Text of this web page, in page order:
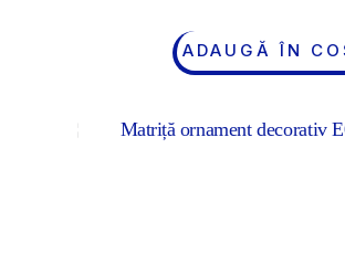
ADAUGĂ ÎN